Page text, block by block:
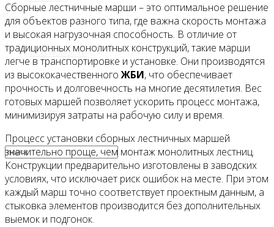
Все новости
Видео
Сборные лестничные марши – это оптимальное решение
для объектов разного типа, где важна скорость монтажа
и высокая нагрузочная способность. В отличие от
традиционных монолитных конструкций, такие марши
легче в транспортировке и установке. Они производятся
из высококачественногоЖБИ, что обеспечивает
прочность и долговечность на многие десятилетия. Вес
готовых маршей позволяет ускорить процесс монтажа,
минимизируя затраты на рабочую силу и время.
Процесс установки сборных лестничных маршей
значительно проще, чем монтаж монолитных лестниц.
Конструкции предварительно изготовлены в заводских
условиях, что исключает риск ошибок на месте. При этом
каждый марш точно соответствует проектным данным, а
стыковка элементов производится без дополнительных
выемок и подгонок.